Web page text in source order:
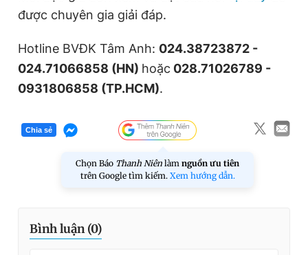
được chuyên gia giải đáp.
Hotline BVĐK Tâm Anh: 024.38723872 -
024.71066858 (HN) hoặc 028.71026789 -
0931806858 (TP.HCM).
Chia sẻ
Chọn Báo Thanh Niên làm nguồn ưu tiên
trên Google tìm kiếm. Xem hướng dẫn.
Bình luận (0)